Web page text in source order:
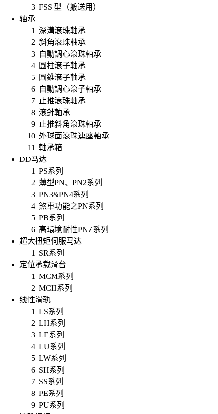
FSS 型（搬送用）
轴承
深溝滾珠軸承
斜角滾珠軸承
自動調心滾珠軸承
圓柱滾子軸承
圓錐滾子軸承
自動調心滾子軸承
止推滾珠軸承
滾針軸承
止推斜角滾珠軸承
外球面滾珠連座軸承
軸承箱
DD马达
PS系列
薄型PN、PN2系列
PN3&PN4系列
煞車功能之PN系列
PB系列
高環境耐性PNZ系列
超大扭矩伺服马达
SR系列
定位承载滑台
MCM系列
MCH系列
线性滑轨
LS系列
LH系列
LE系列
LU系列
LW系列
SH系列
SS系列
PE系列
PU系列